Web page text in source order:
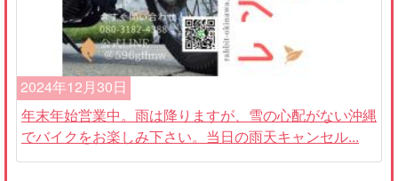
2024年12月30日
年末年始営業中。雨は降りますが、雪の心配がない沖縄
でバイクをお楽しみ下さい。当日の雨天キャンセル...